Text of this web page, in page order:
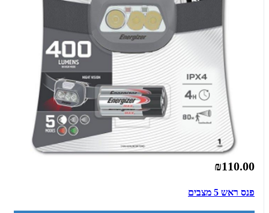
₪110.00
פנס ראש 5 מצבים